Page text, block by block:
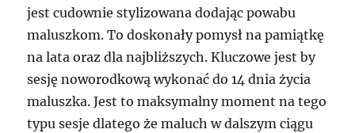
jest cudownie stylizowana dodając powabu
maluszkom. To doskonały pomysł na pamiątkę
na lata oraz dla najbliższych. Kluczowe jest by
sesję noworodkową wykonać do 14 dnia życia
maluszka. Jest to maksymalny moment na tego
typu sesje dlatego że maluch w dalszym ciągu